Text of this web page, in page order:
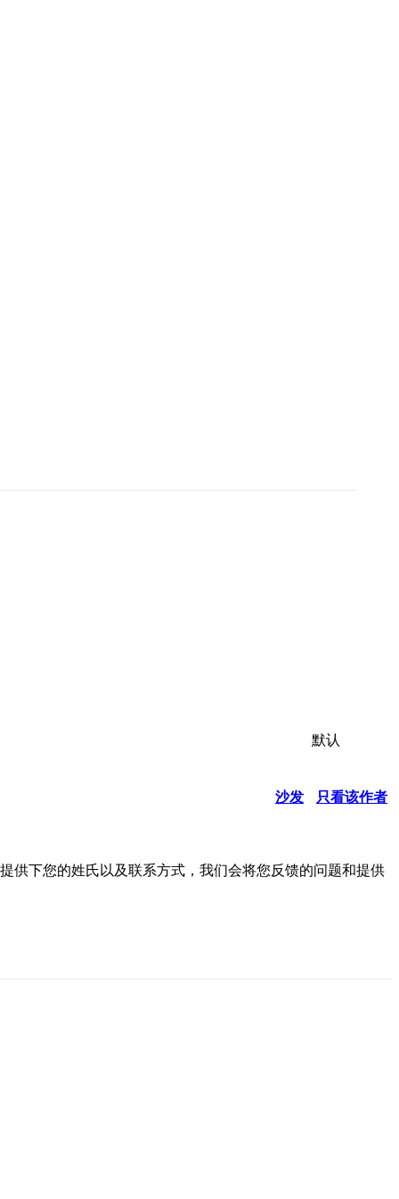
默认
沙发 只看该作者
供下您的姓氏以及联系方式，我们会将您反馈的问题和提供